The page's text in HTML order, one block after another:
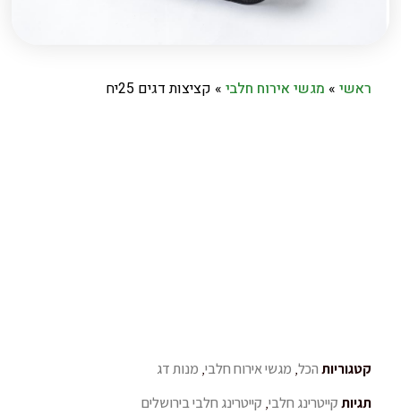
ראשי » מגשי אירוח חלבי » קציצות דגים 25יח
קטגוריותהכל, מגשי אירוח חלבי, מנות דג
תגיותקייטרינג חלבי, קייטרינג חלבי בירושלים